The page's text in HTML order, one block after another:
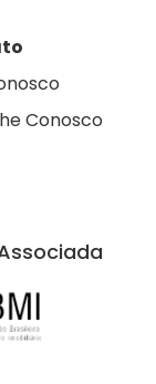
Conosco